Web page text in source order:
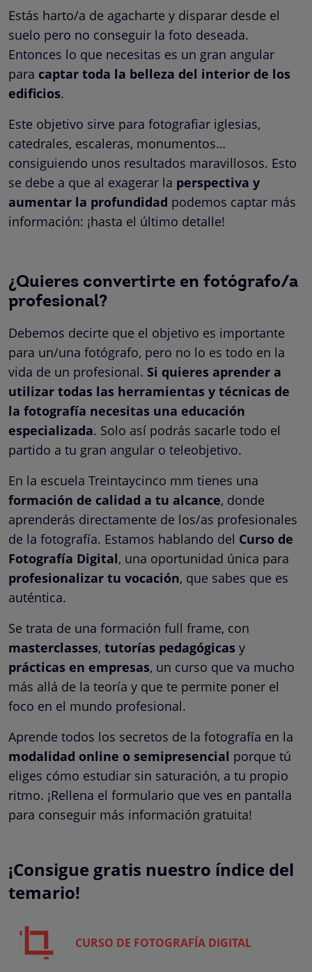
Estás harto/a de agacharte y disparar desde el
suelo pero no conseguir la foto deseada.
Entonces lo que necesitas es un gran angular
para captar toda la belleza del interior de los
edificios.
Este objetivo sirve para fotografiar iglesias,
catedrales, escaleras, monumentos…
consiguiendo unos resultados maravillosos. Esto
se debe a que al exagerar la perspectiva y
aumentar la profundidad podemos captar más
información: ¡hasta el último detalle!
¿Quieres convertirte en fotógrafo/a
profesional?
Debemos decirte que el objetivo es importante
para un/una fotógrafo, pero no lo es todo en la
vida de un profesional. Si quieres aprender a
utilizar todas las herramientas y técnicas de
la fotografía necesitas una educación
especializada. Solo así podrás sacarle todo el
partido a tu gran angular o teleobjetivo.
En la escuela Treintaycinco mm tienes una
formación de calidad a tu alcance, donde
aprenderás directamente de los/as profesionales
de la fotografía. Estamos hablando del Curso de
Fotografía Digital, una oportunidad única para
profesionalizar tu vocación, que sabes que es
auténtica.
Se trata de una formación full frame, con
masterclasses, tutorías pedagógicas y
prácticas en empresas, un curso que va mucho
más allá de la teoría y que te permite poner el
foco en el mundo profesional.
Aprende todos los secretos de la fotografía en la
modalidad online o semipresencial porque tú
eliges cómo estudiar sin saturación, a tu propio
ritmo. ¡Rellena el formulario que ves en pantalla
para conseguir más información gratuita!
¡Consigue gratis nuestro índice del
temario!
CURSO DE FOTOGRAFÍA DIGITAL